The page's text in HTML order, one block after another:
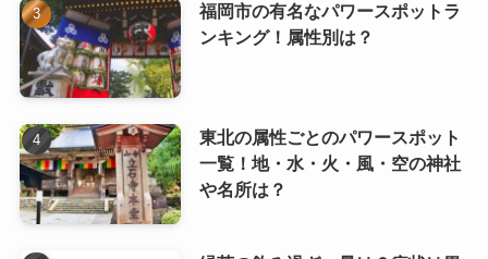
福岡市の有名なパワースポットラ
ンキング！属性別は？
東北の属性ごとのパワースポット
一覧！地・水・火・風・空の神社
や名所は？